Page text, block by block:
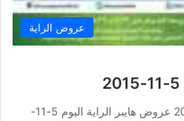
عروض الراية
عروض هايبر الراية اليوم 5-11-2015 عروض هايبر الراية اليوم 5-11-